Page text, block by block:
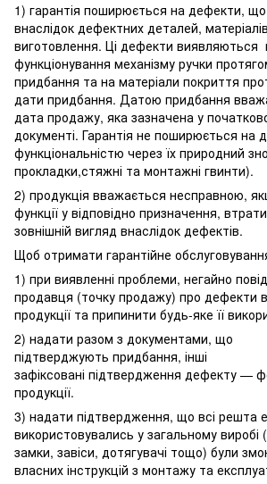
1) гарантія поширюється на дефекти,
внаслідок дефектних деталей,
виготовлення. Ці дефекти виявляються
функціонування механізму ручки
придбання та на матеріали покриття
дати придбання. Датою придбання
дата продажу, яка зазначена у
документі. Гарантія не поширюється на
функціональністю через їх природний
прокладки,стяжні та монтажні гвинти).
2) продукція вважається несправною,
функції у відповідно призначення,
зовнішній вигляд внаслідок дефектів.
Щоб отримати гарантійне
1) при виявленні проблеми, негайно
продавця (точку продажу) про дефекти
продукції та припинити будь-яке її
2) надати разом з документами, що
підтверджують придбання, інші
зафіксовані підтвердження дефекту —
продукції.
3) надати підтвердження, що всі решта
використовувались у загальному виробі
замки, завіси, дотягувачі тощо) були
власних інструкцій з монтажу та